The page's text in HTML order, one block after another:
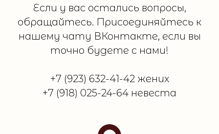
Если у вас остались вопросы,
обращайтесь. Присоединяйтесь к
нашему чату ВКонтакте, если вы
точно будете с нами!
+7 (923) 632-41-42 жених
+7 (918) 025-24-64 невеста